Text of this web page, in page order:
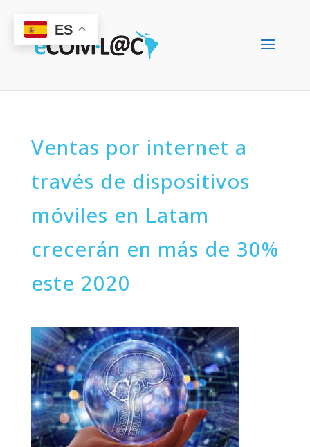
Ventas por internet a
través de dispositivos
móviles en Latam
crecerán en más de 30%
este 2020
ES